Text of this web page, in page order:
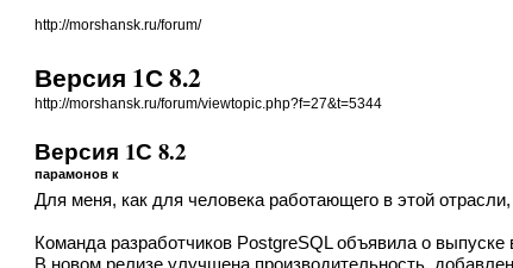
http://morshansk.ru/forum/
Версия 1С 8.2
http://morshansk.ru/forum/viewtopic.php?f=27&t=5344
Версия 1С 8.2
парамонов к
Для меня, как для человека работающего в этой
Команда разработчиков PostgreSQL объявила о
В новом релизе улучшена производительность,